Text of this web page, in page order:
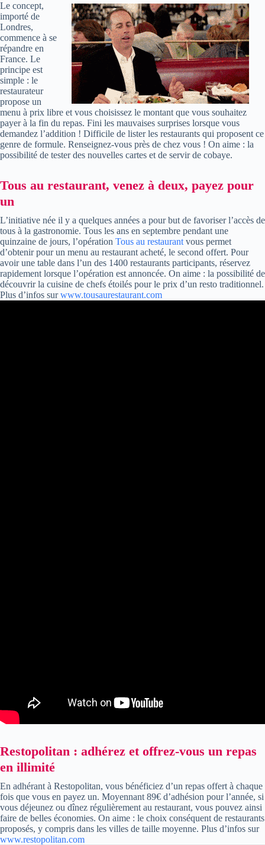
Le concept,
importé de
Londres,
commence à se
répandre en
France. Le
principe est
simple : le
restaurateur
propose un
menu à prix libre et vous choisissez le montant que vous souhaitez
payer à la fin du repas. Fini les mauvaises surprises lorsque vous
demandez l’addition ! Difficile de lister les restaurants qui proposent ce
genre de formule. Renseignez-vous près de chez vous ! On aime : la
possibilité de tester des nouvelles cartes et de servir de cobaye.
Tous au restaurant, venez à deux, payez pour
un
L’initiative née il y a quelques années a pour but de favoriser l’accès de
tous à la gastronomie. Tous les ans en septembre pendant une
quinzaine de jours, l’opération Tous au restaurant vous permet
d’obtenir pour un menu au restaurant acheté, le second offert. Pour
avoir une table dans l’un des 1400 restaurants participants, réservez
rapidement lorsque l’opération est annoncée. On aime : la possibilité de
découvrir la cuisine de chefs étoilés pour le prix d’un resto traditionnel.
Plus d’infos surwww.tousaurestaurant.com
Restopolitan : adhérez et offrez-vous un repas
en illimité
En adhérant à Restopolitan, vous bénéficiez d’un repas offert à chaque
fois que vous en payez un. Moyennant 89€ d’adhésion pour l’année, si
vous déjeunez ou dînez régulièrement au restaurant, vous pouvez ainsi
faire de belles économies. On aime : le choix conséquent de restaurants
proposés, y compris dans les villes de taille moyenne. Plus d’infos sur
www.restopolitan.com